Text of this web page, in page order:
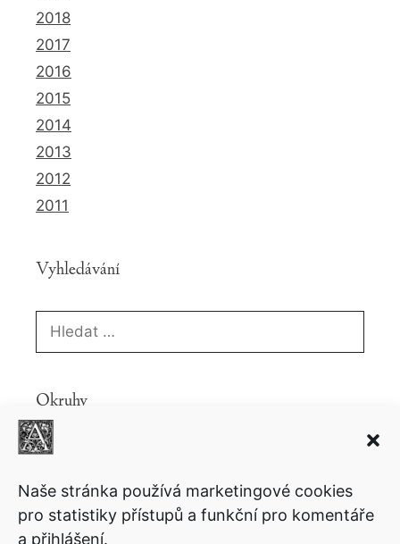
Naše stránka používá marketingové cookies
pro statistiky přístupů a funkční pro komentáře
a přihlášení.
2018
2017
2016
2015
2014
2013
2012
2011
Vyhledávání
Okruhy
Copyright
Lifestyle Motivační Politika Povídky
Psychologie Přednášky Sci-fi